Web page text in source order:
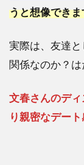
うと想像でき
実際は、友達
関係なのか？
文春さんのデ
り親密なデート